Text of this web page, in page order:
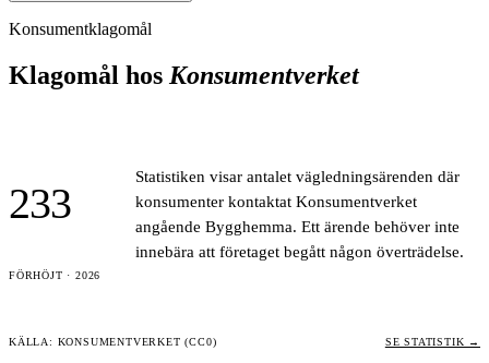
Konsumentklagomål
Klagomål hos Konsumentverket
233
FÖRHÖJT ·2026
Statistiken visar antalet vägledningsärenden där
konsumenter kontaktat Konsumentverket
angåendeBygghemma. Ett ärende behöver inte
innebära att företaget begått någon överträdelse.
KÄLLA: KONSUMENTVERKET (CC0) SE STATISTIK →